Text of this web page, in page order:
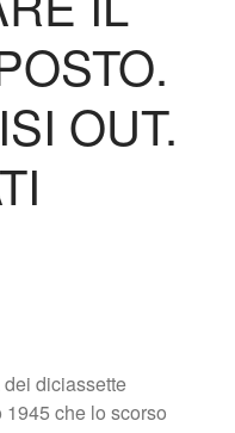
OUT.
diciassette
che lo scorso